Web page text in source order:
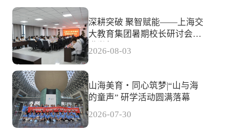
行业对学校在人工智能职业技能培训领域办学实
践的肯定，也为学校深化产教融合、服务区域
AI 产业人才培养开启了新篇章。
深耕突破 聚智赋能——上海交
大教育集团暑期校长研讨会圆
满举行
2026-08-03
山海美育・同心筑梦|“山与海
的童声” 研学活动圆满落幕
2026-07-30